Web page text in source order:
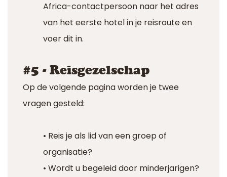
Africa-contactpersoon naar het adres
van het eerste hotel in je reisroute en
voer dit in.
#5 - Reisgezelschap
Op de volgende pagina worden je twee
vragen gesteld:
• Reis je als lid van een groep of
organisatie?
• Wordt u begeleid door minderjarigen?